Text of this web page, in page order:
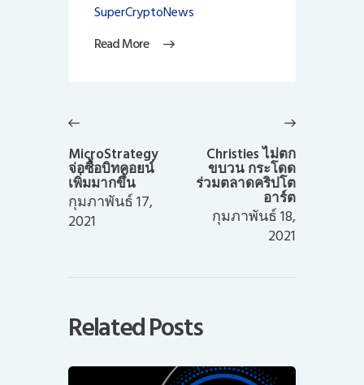
SuperCryptoNews
Read More
เรื่อง
post:
MicroStrategy
จ่อซื้อบิทคอยน์
เพิ่มมากขึ้น
กุมภาพันธ์ 17,
2021
Christies ไม่ตก
ขบวน กระโดด
ร่วมตลาดคริปโต
อาร์ต
กุมภาพันธ์ 18,
2021
Related Posts